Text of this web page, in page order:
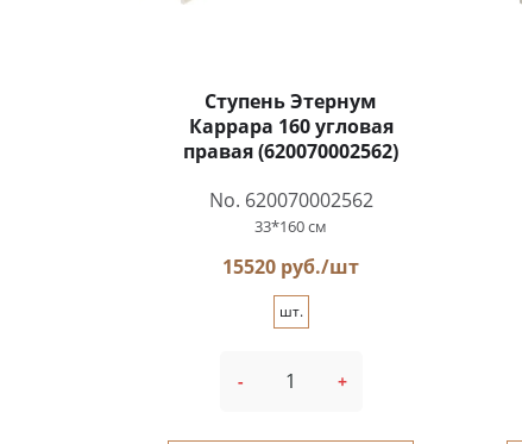
Ступень Этернум
Каррара 160 угловая
правая (620070002562)
No. 620070002562
33*160 см
15520 руб./шт
шт.
- +